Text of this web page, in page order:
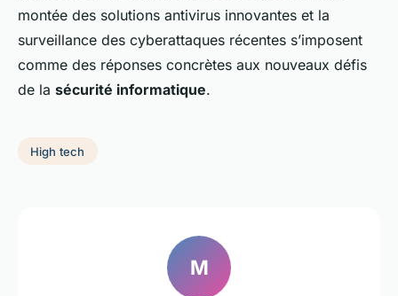
montée des solutions antivirus innovantes et la
surveillance des cyberattaques récentes s’imposent
comme des réponses concrètes aux nouveaux défis
de la sécurité informatique.
High tech
M